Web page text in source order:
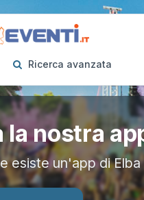
Ricerca avanzata
la nostra
esiste un'app di